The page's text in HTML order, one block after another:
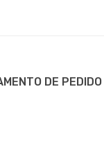
DE PEDIDO